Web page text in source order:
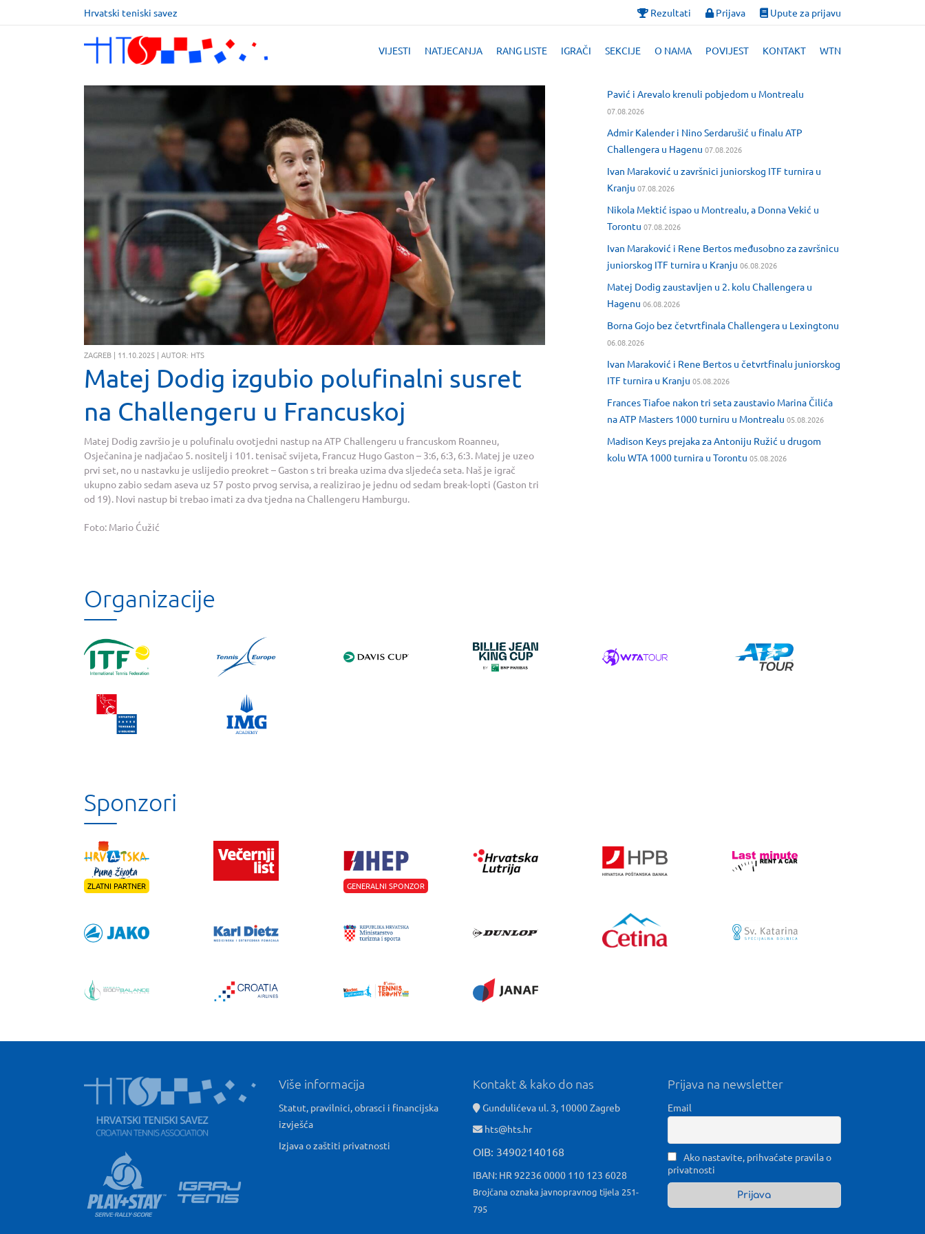
Hrvatski teniski savez Rezultati Prijava Upute za prijavu
VIJESTI NATJECANJA RANG LISTE IGRAČI SEKCIJE O NAMA POVIJEST KONTAKT WTN
ZAGREB | 11.10.2025 | AUTOR: HTS
Matej Dodig izgubio polufinalni susret
na Challengeru u Francuskoj
Matej Dodig završio je u polufinalu ovotjedni nastup na ATP Challengeru u francuskom Roanneu,
Osječanina je nadjačao 5. nositelj i 101. tenisač svijeta, Francuz Hugo Gaston – 3:6, 6:3, 6:3. Matej je uzeo
prvi set, no u nastavku je uslijedio preokret – Gaston s tri breaka uzima dva sljedeća seta. Naš je igrač
ukupno zabio sedam aseva uz 57 posto prvog servisa, a realizirao je jednu od sedam break-lopti (Gaston tri
od 19). Novi nastup bi trebao imati za dva tjedna na Challengeru Hamburgu.
Foto: Mario Ćužić
Pavić i Arevalo krenuli pobjedom u Montrealu
07.08.2026
Admir Kalender i Nino Serdarušić u finalu ATP
Challengera u Hagenu 07.08.2026
Ivan Maraković u završnici juniorskog ITF turnira u
Kranju 07.08.2026
Nikola Mektić ispao u Montrealu, a Donna Vekić u
Torontu 07.08.2026
Ivan Maraković i Rene Bertos međusobno za završnicu
juniorskog ITF turnira u Kranju 06.08.2026
Matej Dodig zaustavljen u 2. kolu Challengera u
Hagenu 06.08.2026
Borna Gojo bez četvrtfinala Challengera u Lexingtonu
06.08.2026
Ivan Maraković i Rene Bertos u četvrtfinalu juniorskog
ITF turnira u Kranju 05.08.2026
Frances Tiafoe nakon tri seta zaustavio Marina Čilića
na ATP Masters 1000 turniru u Montrealu 05.08.2026
Madison Keys prejaka za Antoniju Ružić u drugom
kolu WTA 1000 turnira u Torontu 05.08.2026
Organizacije
Sponzori
ZLATNI PARTNER GENERALNI SPONZOR
Više informacija
Statut, pravilnici, obrasci i financijska
izvješća
Izjava o zaštiti privatnosti
Kontakt & kako do nas
Gundulićeva ul. 3, 10000 Zagreb
hts@hts.hr
OIB: 34902140168
IBAN: HR 92236 0000 110 123 6028
Brojčana oznaka javnopravnog tijela 251-
795
Prijava na newsletter
Email
Ako nastavite, prihvaćate pravila o
privatnosti